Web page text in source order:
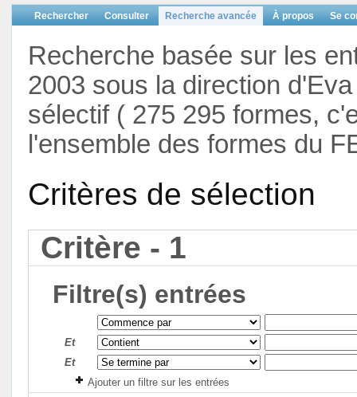
Rechercher Consulter Recherche avancée À propos Se
Recherche basée sur les
2003 sous la direction
sélectif ( 275 295 formes,
l'ensemble des formes du
Critères de sélection
Critère - 1
Filtre(s) entrées
Et
Et
Ajouter un filtre sur les entrées